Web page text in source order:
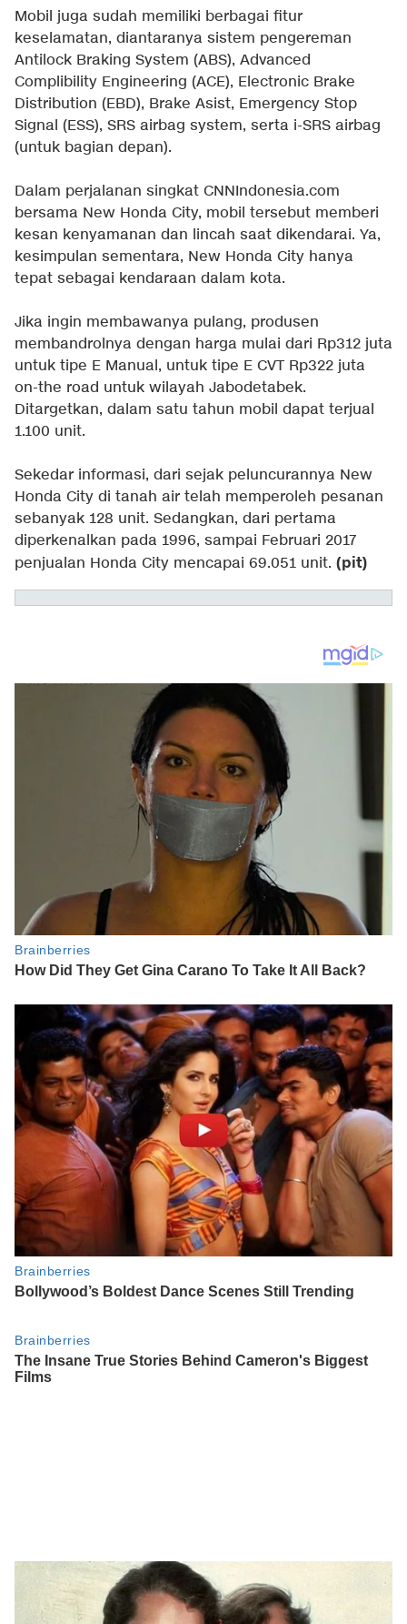
Mobil juga sudah memiliki berbagai fitur
keselamatan, diantaranya sistem pengereman
Antilock Braking System (ABS), Advanced
Complibility Engineering (ACE), Electronic Brake
Distribution (EBD), Brake Asist, Emergency Stop
Signal (ESS), SRS airbag system, serta i-SRS airbag
(untuk bagian depan).
Dalam perjalanan singkat CNNIndonesia.com
bersama New Honda City, mobil tersebut memberi
kesan kenyamanan dan lincah saat dikendarai. Ya,
kesimpulan sementara, New Honda City hanya
tepat sebagai kendaraan dalam kota.
Jika ingin membawanya pulang, produsen
membandrolnya dengan harga mulai dari Rp312 juta
untuk tipe E Manual, untuk tipe E CVT Rp322 juta
on-the road untuk wilayah Jabodetabek.
Ditargetkan, dalam satu tahun mobil dapat terjual
1.100 unit.
Sekedar informasi, dari sejak peluncurannya New
Honda City di tanah air telah memperoleh pesanan
sebanyak 128 unit. Sedangkan, dari pertama
diperkenalkan pada 1996, sampai Februari 2017
penjualan Honda City mencapai 69.051 unit. (pit)